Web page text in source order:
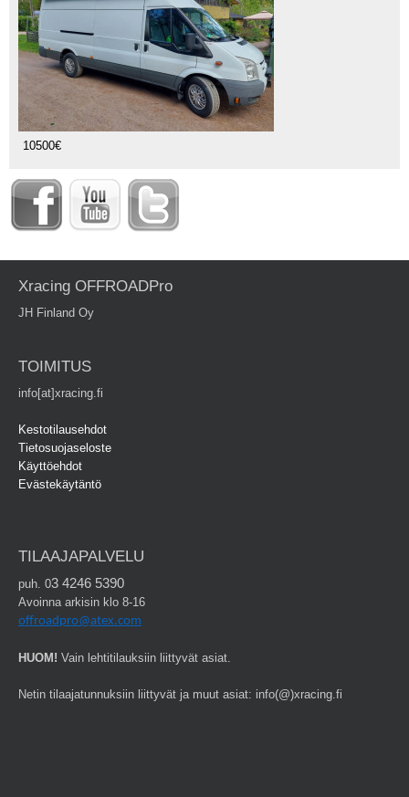
10500€
Xracing OFFROADPro
JH Finland Oy
TOIMITUS
info[at]xracing.fi
Kestotilausehdot
Tietosuojaseloste
Käyttöehdot
Evästekäytäntö
TILAAJAPALVELU
puh. 03 4246 5390
Avoinna arkisin klo 8-16
offroadpro@atex.com
HUOM! Vain lehtitilauksiin liittyvät asiat.
Netin tilaajatunnuksiin liittyvät ja muut asiat: info(@)xracing.fi